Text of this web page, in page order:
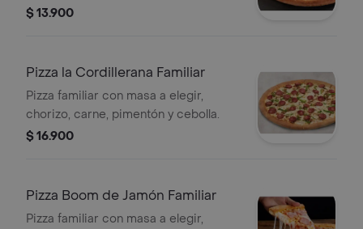
$ 13.900
Pizza la Cordillerana Familiar
Pizza familiar con masa a elegir,
chorizo, carne, pimentón y cebolla.
$ 16.900
Pizza Boom de Jamón Familiar
Pizza familiar con masa a elegir,